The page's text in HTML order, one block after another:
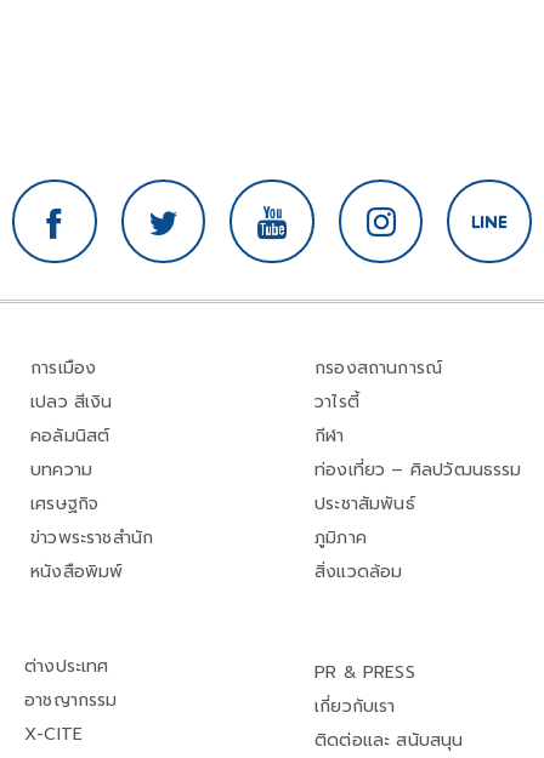
การเมือง
เปลว สีเงิน
คอลัมนิสต์
บทความ
เศรษฐกิจ
ข่าวพระราชสำนัก
หนังสือพิมพ์
กรองสถานการณ์
วาไรตี้
กีฬา
ท่องเที่ยว – ศิลปวัฒนธรรม
ประชาสัมพันธ์
ภูมิภาค
สิ่งแวดล้อม
ต่างประเทศ
อาชญากรรม
X-CITE
PR & PRESS
เกี่ยวกับเรา
ติดต่อและ สนับสนุน